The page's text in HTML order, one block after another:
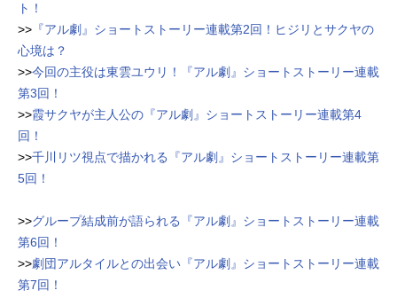
ト！
>> 『アル劇』ショートストーリー連載第2回！ヒジリとサクヤの
心境は？
>>今回の主役は東雲ユウリ！『アル劇』ショートストーリー連載
第3回！
>>霞サクヤが主人公の『アル劇』ショートストーリー連載第4
回！
>>千川リツ視点で描かれる『アル劇』ショートストーリー連載第
5回！
>>グループ結成前が語られる『アル劇』ショートストーリー連載
第6回！
>>劇団アルタイルとの出会い『アル劇』ショートストーリー連載
第7回！